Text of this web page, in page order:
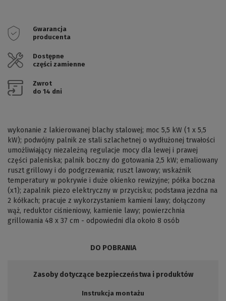
Gwarancja
producenta
Dostępne
części zamienne
Zwrot
do 14 dni
wykonanie z lakierowanej blachy stalowej; moc 5,5 kW (1 x 5,5
kW); podwójny palnik ze stali szlachetnej o wydłużonej trwałości
umożliwiający niezależną regulacje mocy dla lewej i prawej
części paleniska; palnik boczny do gotowania 2,5 kW; emaliowany
ruszt grillowy i do podgrzewania; ruszt lawowy; wskaźnik
temperatury w pokrywie i duże okienko rewizyjne; półka boczna
(x1); zapalnik piezo elektryczny w przycisku; podstawa jezdna na
2 kółkach; pracuje z wykorzystaniem kamieni lawy; dołączony
wąż, reduktor ciśnieniowy, kamienie lawy; powierzchnia
grillowania 48 x 37 cm - odpowiedni dla około 8 osób
DO POBRANIA
Zasoby dotyczące bezpieczeństwa i produktów
Instrukcja montażu